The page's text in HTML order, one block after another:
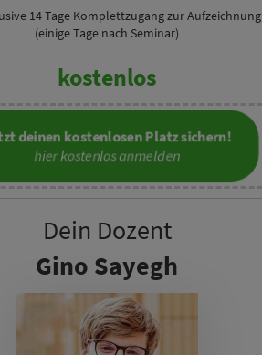
14 Tage Komplettzugang zur Aufzeichnung
(einige Tage nach Seminar)
kostenlos
deinen kostenlosen Platz sichern!
hier kostenlos anmelden
Dein Dozent
Gino Sayegh